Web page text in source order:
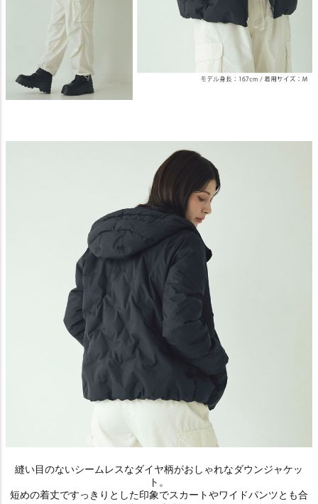
縫い目のないシームレスなダイヤ柄がおしゃれなダウンジャケッ
ト。
短めの着丈ですっきりとした印象でスカートやワイドパンツとも合